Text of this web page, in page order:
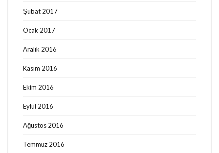
Şubat 2017
Ocak 2017
Aralık 2016
Kasım 2016
Ekim 2016
Eylül 2016
Ağustos 2016
Temmuz 2016